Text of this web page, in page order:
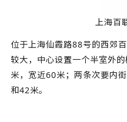
上海百
位于上海仙霞路88号的西郊
较大，中心设置一个半室外
米，宽近60米；两条次要内
和42米。